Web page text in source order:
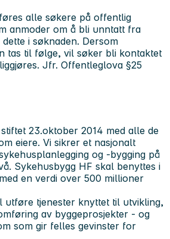
alle søkere på offentlig
anmoder om å bli unntatt fra
i søknaden. Dersom
tas til følge, vil søker bli kontaktet
Jfr. Offentleglova §25
23.oktober 2014 med alle de
eiere. Vi sikrer et nasjonalt
og -bygging på
Sykehusbygg HF skal benyttes i
en verdi over 500 millioner
utføre tjenester knyttet til utvikling,
av byggeprosjekter - og
som gir felles gevinster for